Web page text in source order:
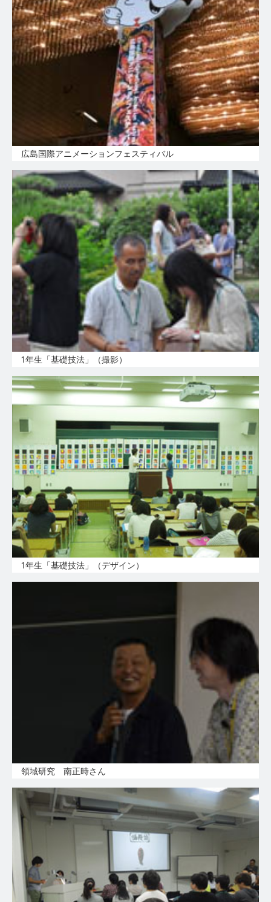
広島国際アニメーションフェスティバル
1年生「基礎技法」（撮影）
1年生「基礎技法」（デザイン）
領域研究 南正時さん